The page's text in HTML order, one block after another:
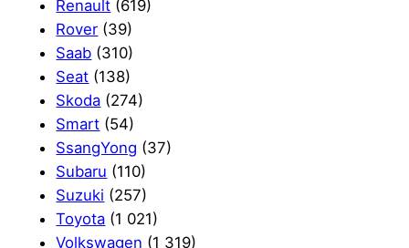
Renault (619)
Rover (39)
Saab (310)
Seat (138)
Skoda (274)
Smart (54)
SsangYong (37)
Subaru (110)
Suzuki (257)
Toyota (1 021)
Volkswagen (1 319)